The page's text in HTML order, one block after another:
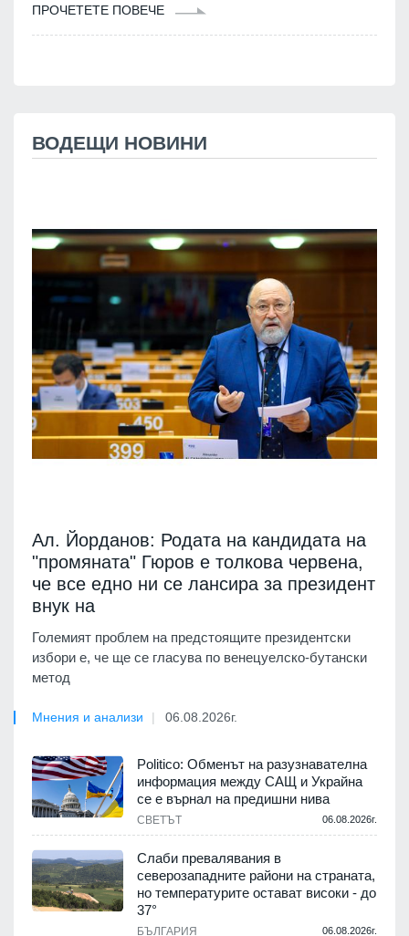
ПРОЧЕТЕТЕ ПОВЕЧЕ
ВОДЕЩИ НОВИНИ
Ал. Йорданов: Родата на кандидата на
"промяната" Гюров е толкова червена,
че все едно ни се лансира за президент
внук на
Големият проблем на предстоящите президентски
избори е, че ще се гласува по венецуелско-бутански
метод
Мнения и анализи 06.08.2026г.
Politico: Обменът на разузнавателна
информация между САЩ и Украйна
се е върнал на предишни нива
СВЕТЪТ 06.08.2026г.
Слаби превалявания в
северозападните райони на страната,
но температурите остават високи - до
37°
БЪЛГАРИЯ 06.08.2026г.